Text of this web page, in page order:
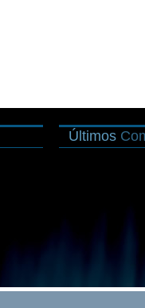
Últimos